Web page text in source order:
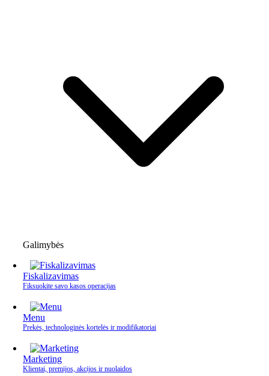
Galimybės
Fiskalizavimas
Fiksuokite savo kasos operacijas
Menu
Prekės, technologinės kortelės ir modifikatoriai
Marketing
Klientai, premijos, akcijos ir nuolaidos